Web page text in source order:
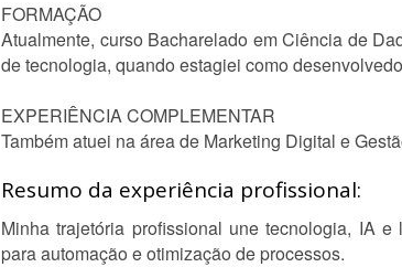
FORMAÇÃO
Atualmente, curso Bacharelado em Ciência de
de tecnologia, quando estagiei como
EXPERIÊNCIA COMPLEMENTAR
Também atuei na área de Marketing Digital e
Resumo da experiência profissional:
Minha trajetória profissional une tecnologia, IA
para automação e otimização de processos.